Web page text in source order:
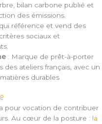
bilan carbone publié et
des émissions.
référence et vend des
sociaux et
: Marque de prêt-à-porter
ateliers français, avec un
durables
a pour vocation de contribuer
Au cœur de la posture : la